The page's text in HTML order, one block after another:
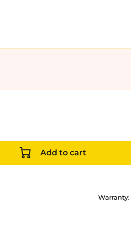
Add to cart
Warranty: